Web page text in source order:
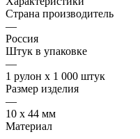
Страна производитель
—
Россия
Штук в упаковке
—
1 рулон х 1 000 штук
Размер изделия
—
10 х 44 мм
Материал